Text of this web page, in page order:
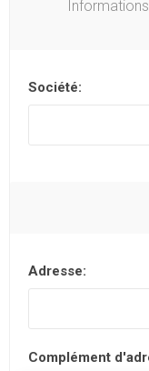
Société:
Adresse:
Complément